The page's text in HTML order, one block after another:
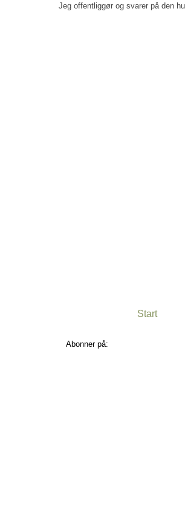
Jeg offentliggør og svarer på den
Start
Abonner på: